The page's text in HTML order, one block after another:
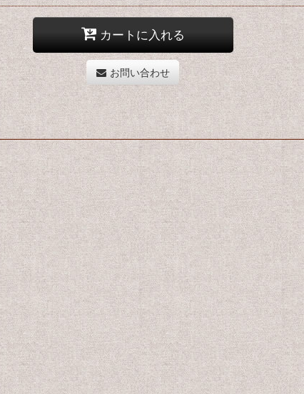
カートに入れる
お問い合わせ